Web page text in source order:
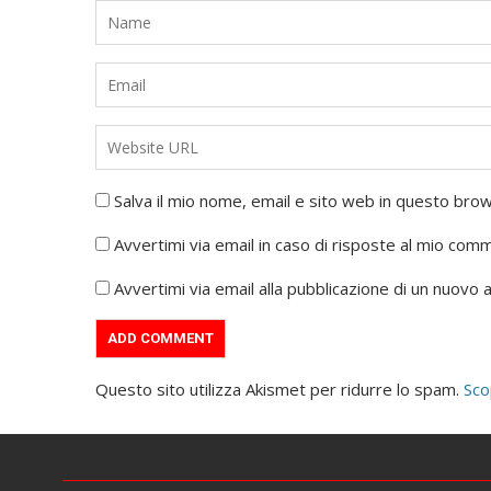
Salva il mio nome, email e sito web in questo
Avvertimi via email in caso di risposte al mio
Avvertimi via email alla pubblicazione di un nuovo
Questo sito utilizza Akismet per ridurre lo spam.